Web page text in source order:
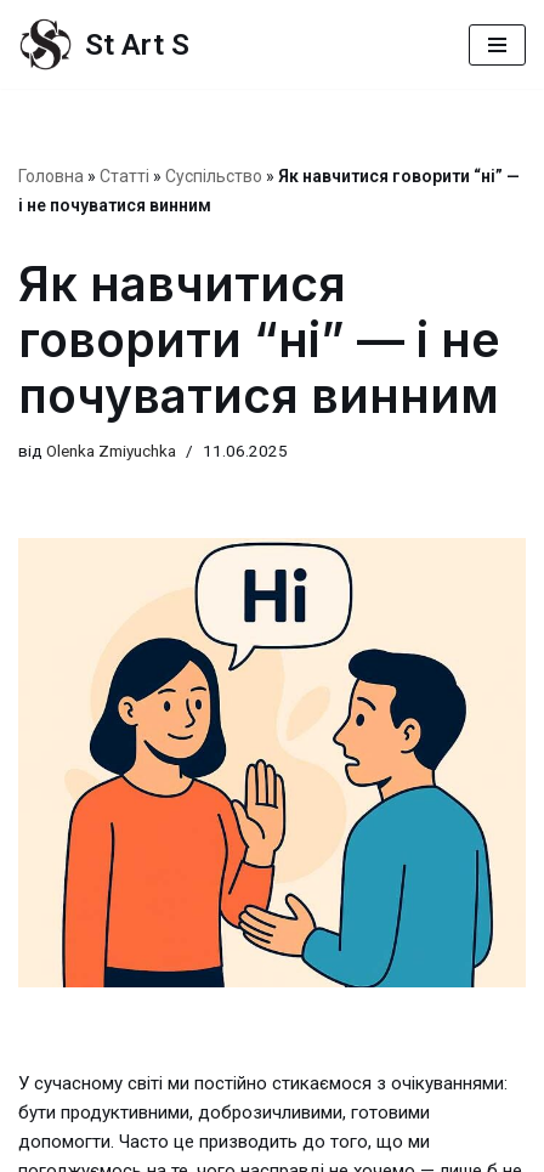
Перейти
St Art S
Головна » Статті » Суспільство » Як навчитися говорити “ні” —
і не почуватися винним
Як навчитися
говорити “ні” — і не
почуватися винним
від Olenka Zmiyuchka 11.06.2025
У сучасному світі ми постійно стикаємося з очікуваннями:
бути продуктивними, доброзичливими, готовими
допомогти. Часто це призводить до того, що ми